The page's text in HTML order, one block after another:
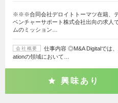
※※※合同会社デロイトトーマツ在籍、
ベンチャーサポート株式会社出向の求
ムのミッション…
会社概要
仕事内容 ◎M&A Digitalでは
ationの領域において…
興味あり